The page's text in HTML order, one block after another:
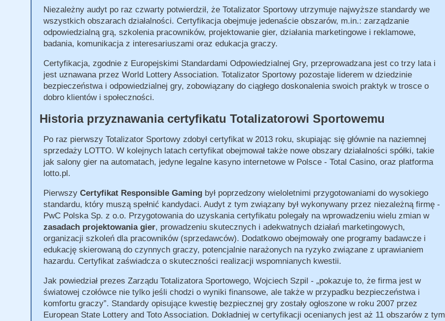
Niezależny audyt po raz czwarty potwierdził, że Totalizator Sportowy utrzymuje najwyższe standardy we
wszystkich obszarach działalności. Certyfikacja obejmuje jedenaście obszarów, m.in.: zarządzanie
odpowiedzialną grą, szkolenia pracowników, projektowanie gier, działania marketingowe i reklamowe,
badania, komunikacja z interesariuszami oraz edukacja graczy.
Certyfikacja, zgodnie z Europejskimi Standardami Odpowiedzialnej Gry, przeprowadzana jest co trzy lata i
jest uznawana przez World Lottery Association. Totalizator Sportowy pozostaje liderem w dziedzinie
bezpieczeństwa i odpowiedzialnej gry, zobowiązany do ciągłego doskonalenia swoich praktyk w trosce o
dobro klientów i społeczności.
Historia przyznawania certyfikatu Totalizatorowi Sportowemu
Po raz pierwszy Totalizator Sportowy zdobył certyfikat w 2013 roku, skupiając się głównie na naziemnej
sprzedaży LOTTO. W kolejnych latach certyfikat obejmował także nowe obszary działalności spółki, takie
jak salony gier na automatach, jedyne legalne kasyno internetowe w Polsce - Total Casino, oraz platforma
lotto.pl.
Pierwszy Certyfikat Responsible Gaming był poprzedzony wieloletnimi przygotowaniami do wysokiego
standardu, który muszą spełnić kandydaci. Audyt z tym związany był wykonywany przez niezależną firmę -
PwC Polska Sp. z o.o. Przygotowania do uzyskania certyfikatu polegały na wprowadzeniu wielu zmian w
zasadach projektowania gier, prowadzeniu skutecznych i adekwatnych działań marketingowych,
organizacji szkoleń dla pracowników (sprzedawców). Dodatkowo obejmowały one programy badawcze i
edukację skierowaną do czynnych graczy, potencjalnie narażonych na ryzyko związane z uprawianiem
hazardu. Certyfikat zaświadcza o skuteczności realizacji wspomnianych kwestii.
Jak powiedział prezes Zarządu Totalizatora Sportowego, Wojciech Szpil -
pokazuje to, że firma jest w
światowej czołówce nie tylko jeśli chodzi o wyniki finansowe, ale także w przypadku bezpieczeństwa i
komfortu graczy . Standardy opisujące kwestię bezpiecznej gry zostały ogłoszone w roku 2007 przez
European State Lottery and Toto Association. Dokładniej w certyfikacji ocenianych jest aż 11 obszarów z tym